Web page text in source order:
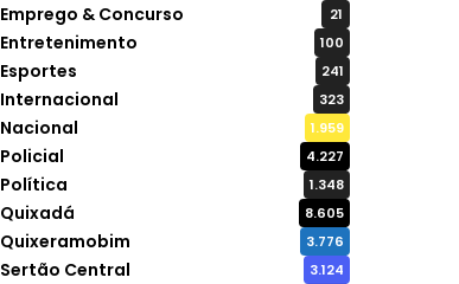
Emprego & Concurso 21
Entretenimento 100
Esportes 241
Internacional 323
Nacional 1.959
Policial 4.227
Política 1.348
Quixadá 8.605
Quixeramobim 3.776
Sertão Central 3.124